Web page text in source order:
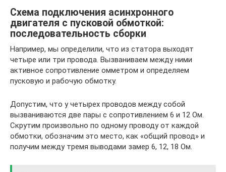
Схема подключения асинхронного
двигателя с пусковой обмоткой:
последовательность сборки
Например, мы определили, что из статора выходят
четыре или три провода. Вызваниваем между ними
активное сопротивление омметром и определяем
пусковую и рабочую обмотку.
Допустим, что у четырех проводов между собой
вызваниваются две пары с сопротивлением 6 и 12 Ом.
Скрутим произвольно по одному проводу от каждой
обмотки, обозначим это место, как «общий провод» и
получим между тремя выводами замер 6, 12, 18 Ом.